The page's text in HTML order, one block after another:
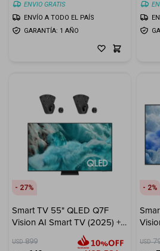
ENVIO GRATIS
GARANTÍA: 1 AÑO
ENVÍO A TODO EL PAÍS
27
Smart TV 55" QLED Q7F
Vision AI Smart TV (2025) +
Soporte de Pared LUMI
32"-100" ¡De Regalo!
USD 899
2
USD
Hogar
Movilidad
Marcas
Cuenta